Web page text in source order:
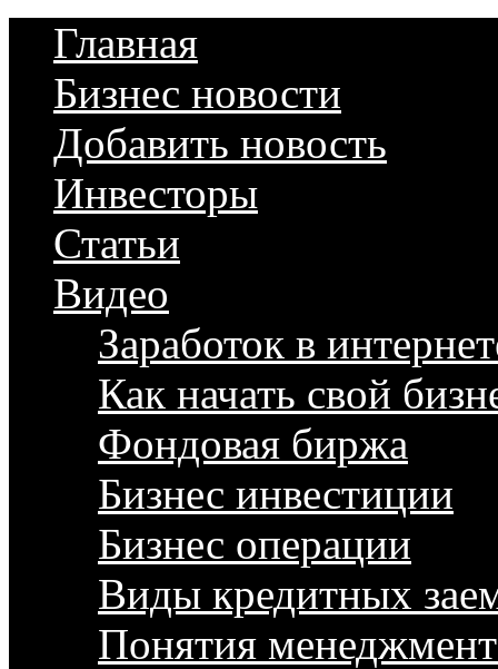
Главная
Бизнес новости
Добавить новость
Инвесторы
Статьи
Видео
Заработок в
Как начать свой
Фондовая биржа
Бизнес инвестиции
Бизнес операции
Виды кредитных
Понятия